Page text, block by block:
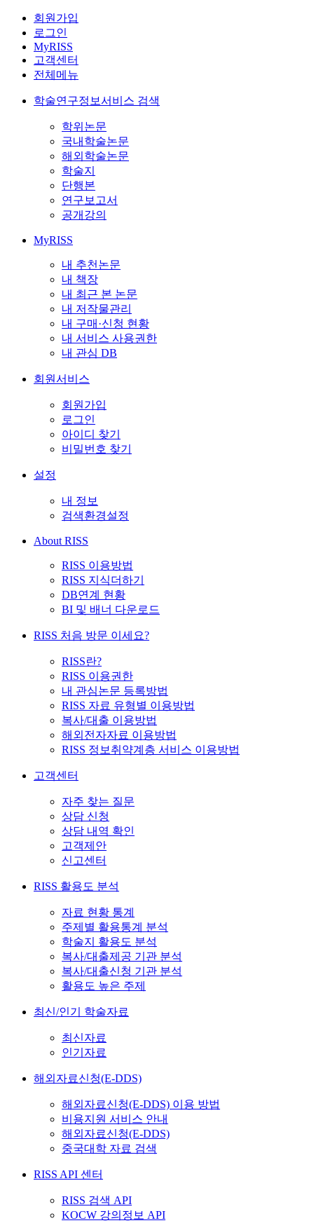
회원가입
로그인
MyRISS
고객센터
전체메뉴
학술연구정보서비스 검색
학위논문
국내학술논문
해외학술논문
학술지
단행본
연구보고서
공개강의
MyRISS
내 추천논문
내 책장
내 최근 본 논문
내 저작물관리
내 구매·신청 현황
내 서비스 사용권한
내 관심 DB
회원서비스
회원가입
로그인
아이디 찾기
비밀번호 찾기
설정
내 정보
검색환경설정
About RISS
RISS 이용방법
RISS 지식더하기
DB연계 현황
BI 및 배너 다운로드
RISS 처음 방문 이세요?
RISS란?
RISS 이용권한
내 관심논문 등록방법
RISS 자료 유형별 이용방법
복사/대출 이용방법
해외전자자료 이용방법
RISS 정보취약계층 서비스 이용방법
고객센터
자주 찾는 질문
상담 신청
상담 내역 확인
고객제안
신고센터
RISS 활용도 분석
자료 현황 통계
주제별 활용통계 분석
학술지 활용도 분석
복사/대출제공 기관 분석
복사/대출신청 기관 분석
활용도 높은 주제
최신/인기 학술자료
최신자료
인기자료
해외자료신청(E-DDS)
해외자료신청(E-DDS) 이용 방법
비용지원 서비스 안내
해외자료신청(E-DDS)
중국대학 자료 검색
RISS API 센터
RISS 검색 API
KOCW 강의정보 API